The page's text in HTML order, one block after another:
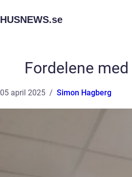
HUSNEWS.se
Fordelene
05 april 2025 Simon Hagberg